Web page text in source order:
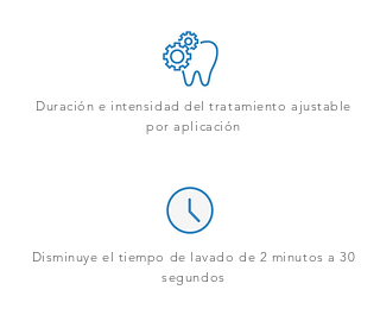
Duración e intensidad del tratamiento ajustable
por aplicación
Disminuye el tiempo de lavado de 2 minutos a 30
segundos